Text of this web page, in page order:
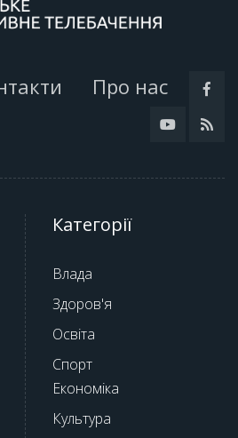
Про нас
Категорії
Влада
Здоров'я
Освіта
Спорт
Економіка
Культура